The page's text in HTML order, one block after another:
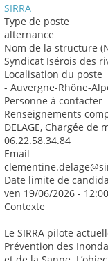
SIRRA
Type de poste
alternance
Nom de la structure
Syndicat Isérois des
Localisation du poste
- Auvergne-Rhône-
Personne à contacter
Renseignements
DELAGE, Chargée de
06.22.58.34.84
Email
Date limite de
ven 19/06/2026 - 12:00
Contexte
Le SIRRA pilote
Prévention des